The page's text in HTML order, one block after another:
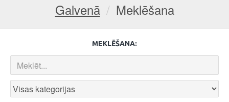
Galvenā Meklēšana
MEKLĒŠANA: